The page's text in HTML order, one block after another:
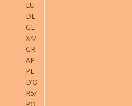
EU
DE
GE
X4/
GR
AP
PE
D’O
R5/